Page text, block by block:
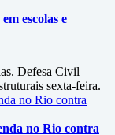
escolas e
Defesa Civil
sexta-feira.
no Rio contra